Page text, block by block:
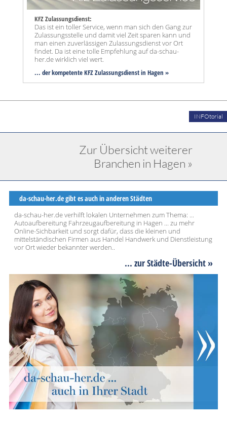
KFZ Zulassungsdienst:
Das ist ein toller Service, wenn man sich den Gang zur
Zulassungsstelle und damit viel Zeit sparen kann und
man einen zuverlässigen Zulassungsdienst vor Ort
findet. Da ist eine tolle Empfehlung auf da-schau-
her.de wirklich viel wert.
... der kompetente KFZ Zulassungsdienst in Hagen »
INFOtorial
Zur Übersicht weiterer
Branchen in Hagen »
da-schau-her.de gibt es auch in anderen Städten
da-schau-her.de verhilft lokalen Unternehmen zum Thema: ...
Autoaufbereitung Fahrzeugaufbereitung in Hagen ... zu mehr
Online-Sichbarkeit und sorgt dafür, dass die kleinen und
mittelständischen Firmen aus Handel Handwerk und Dienstleistung
vor Ort wieder bekannter werden..
... zur Städte-Übersicht »